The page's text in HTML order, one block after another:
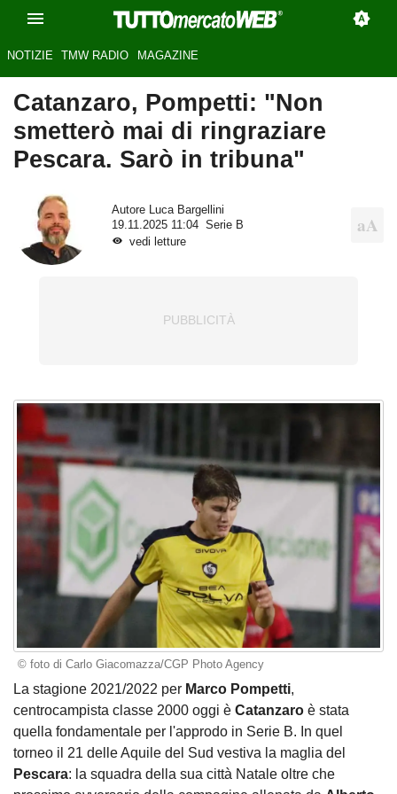
NOTIZIE TMW RADIO MAGAZINE
Catanzaro, Pompetti: "Non
smetterò mai di ringraziare
Pescara. Sarò in tribuna"
Autore Luca Bargellini
19.11.2025 11:04
Serie B
vedi letture
© foto di Carlo Giacomazza/CGP Photo Agency
La stagione 2021/2022 per Marco Pompetti,
centrocampista classe 2000 oggi è Catanzaro è stata
quella fondamentale per l'approdo in Serie B. In quel
torneo il 21 delle Aquile del Sud vestiva la maglia del
Pescara: la squadra della sua città Natale oltre che